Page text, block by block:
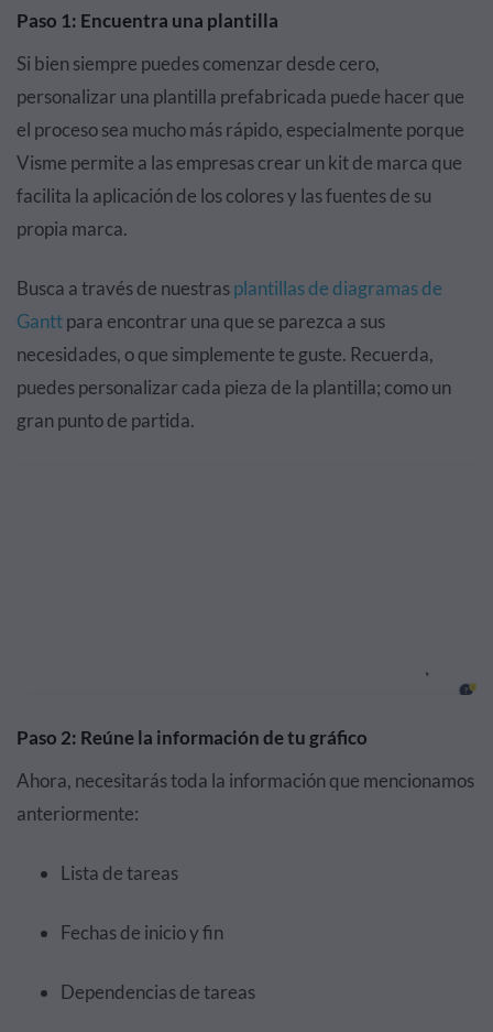
Paso 1: Encuentra una plantilla
Si bien siempre puedes comenzar desde cero,
personalizar una plantilla prefabricada puede hacer que
el proceso sea mucho más rápido, especialmente porque
Visme permite a las empresas crear un kit de marca que
facilita la aplicación de los colores y las fuentes de su
propia marca.
Busca a través de nuestrasplantillas de diagramas de
Ganttpara encontrar una que se parezca a sus
necesidades, o que simplemente te guste. Recuerda,
puedes personalizar cada pieza de la plantilla; como un
gran punto de partida.
Paso 2: Reúne la información de tu gráfico
Ahora, necesitarás toda la información que mencionamos
anteriormente:
Lista de tareas
Fechas de inicio y fin
Dependencias de tareas